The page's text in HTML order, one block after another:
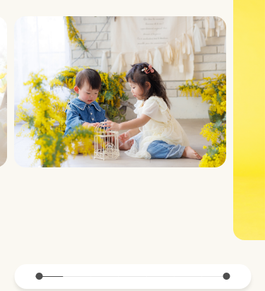
ニュース&ブログ
よくあるご質問
スクールフォト閲覧システム